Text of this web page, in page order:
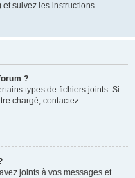
et suivez les instructions.
?
types de fichiers joints. Si
chargé, contactez
joints à vos messages et